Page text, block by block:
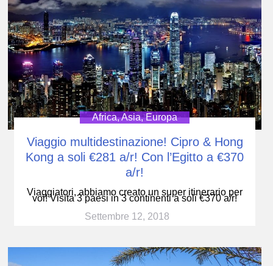
Africa,Asia,Europa
Viaggio multidestinazione! Cipro & Hong
Kong a soli €281 a/r! Con l’Egitto a €370
a/r!
Viaggiatori, abbiamo creato un super itinerario per
voi! Visita 3 paesi in 3 continenti a soli €370 a/r!
Settembre 12, 2018